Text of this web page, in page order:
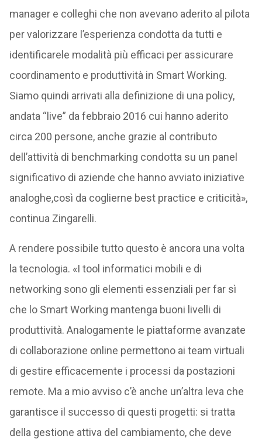
manager e colleghi che non avevano aderito al pilota
per valorizzare l’esperienza condotta da tutti e
identificarele modalità più efficaci per assicurare
coordinamento e produttività in Smart Working.
Siamo quindi arrivati alla definizione di una policy,
andata “live” da febbraio 2016 cui hanno aderito
circa 200 persone, anche grazie al contributo
dell’attività di benchmarking condotta su un panel
significativo di aziende che hanno avviato iniziative
analoghe,così da coglierne best practice e criticità»,
continua Zingarelli.
A rendere possibile tutto questo è ancora una volta
la tecnologia. «I tool informatici mobili e di
networking sono gli elementi essenziali per far sì
che lo Smart Working mantenga buoni livelli di
produttività. Analogamente le piattaforme avanzate
di collaborazione online permettono ai team virtuali
di gestire efficacemente i processi da postazioni
remote. Ma a mio avviso c’è anche un’altra leva che
garantisce il successo di questi progetti: si tratta
della gestione attiva del cambiamento, che deve